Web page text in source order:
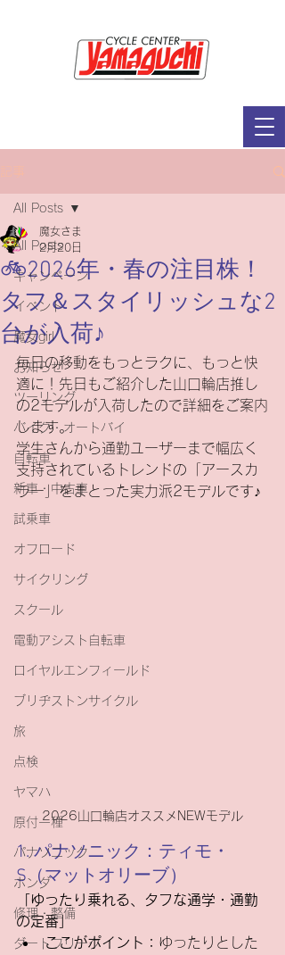
All Posts
キャンペーン
イベント
魔女girl
お知らせ
ツーリング
バイク・オートバイ
自転車
新車・中古車
試乗車
オフロード
サイクリング
スクール
電動アシスト自転車
ロイヤルエンフィールド
ブリヂストンサイクル
旅
点検
ヤマハ
原付一種
パナソニック
ホンダ
修理・整備
ダートフリーク
All Posts
🚲2026年・春の注目株！
タフ＆スタイリッシュな2
台が入荷♪
魔女さま
2月20日
毎日の移動をもっとラクに、もっと快
適に！先日もご紹介した山口輪店推し
の2モデルが入荷したので詳細をご案内
します。
学生さんから通勤ユーザーまで幅広く
支持されているトレンドの「アースカ
ラー」をまとった実力派2モデルです♪
2026山口輪店オススメNEWモデル
1. パナソニック：ティモ・
S（マットオリーブ）
「ゆったり乗れる、タフな通学・通勤
の定番」
ここがポイント： ゆったりとした